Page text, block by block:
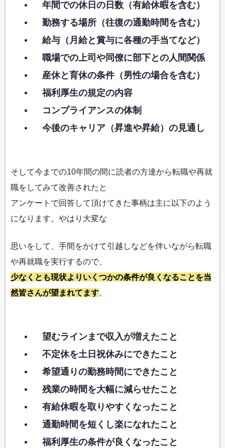
年間での休日の日数（有給休暇を含む）
勤務する場所（往復の通勤時間を含む）
給与（月給と賞与に各種の手当てなど）
職場での上司や同僚に部下との人間関係
産休と育休の条件（男性の場合を含む）
福利厚生の規定の内容
コンプライアンスの体制
今後のキャリア（昇進や昇給）の見通し
そして今までの10年間の間に読者の方達から転職や再就
職をしてみて改善されたと
アンケートで回答して頂けてきた事柄は主に以下のよう
になります。やはり大変な
思いをして、手間をかけて引越しなどを伴いながら転職
や再就職を実行するので、
少なくとも現状よりいくつかの条件が良くなることを当
然皆さんが望まれてます。
望むラインまで収入が増えたこと
不定休を土日祝休みにできたこと
希望通りの勤務時間にできたこと
残業の時間を大幅に減らせたこと
有給休暇を取りやすくなったこと
通勤時間を短くし楽になれたこと
福利厚生の条件が良くなったこと